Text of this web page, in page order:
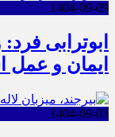
1404-09-09
ابوترابی
ایمان و
1404-09-03